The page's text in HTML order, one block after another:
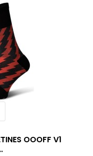
OOOFF V1